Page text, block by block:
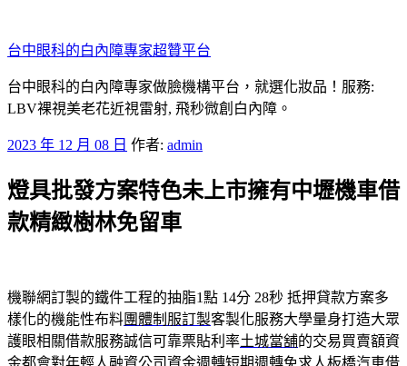
至
主
要
內
台中眼科的白內障專家超贊平台
台中眼科的白內障專家做臉機構平台，就選化妝品！服務:
LBV裸視美老花近視雷射, 飛秒微創白內障。
發
於
2023 年 12 月 08 日 作者: admin
燈具批發方案特色未上市擁有中壢機車借
款精緻樹林免留車
機聯網訂製的鐵件工程的抽脂1點 14分 28秒 抵押貸款方案多
樣化的機能性布料團體制服訂製客製化服務大學量身打造大眾
護眼相關借款服務誠信可靠票貼利率土城當舖的交易買賣額資
金都會對年輕人融資公司資金週轉短期週轉免求人板橋汽車借